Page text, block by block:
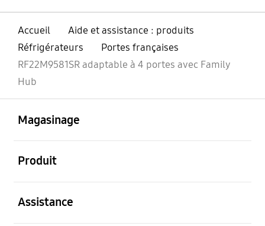
Accueil
Aide et assistance : produits
Réfrigérateurs
Portes françaises
RF22M9581SR adaptable à 4 portes avec Family
Hub
Magasinage
Produit
Assistance